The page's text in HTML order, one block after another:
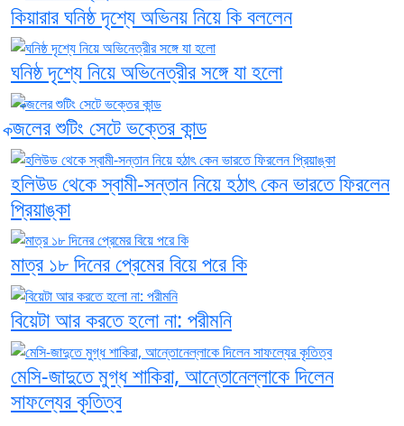
কিয়ারার ঘনিষ্ঠ দৃশ্যে অভিনয় নিয়ে কি বললেন
ঘনিষ্ঠ দৃশ্যে নিয়ে অভিনেত্রীর সঙ্গে যা হলো
ক্জলের শুটিং সেটে ভক্তের কান্ড
হলিউড থেকে স্বামী-সন্তান নিয়ে হঠাৎ কেন ভারতে ফিরলেন
প্রিয়াঙ্কা
মাত্র ১৮ দিনের প্রেমের বিয়ে পরে কি
বিয়েটা আর করতে হলো না: পরীমনি
মেসি-জাদুতে মুগ্ধ শাকিরা, আন্তোনেল্লাকে দিলেন
সাফল্যের কৃতিত্ব